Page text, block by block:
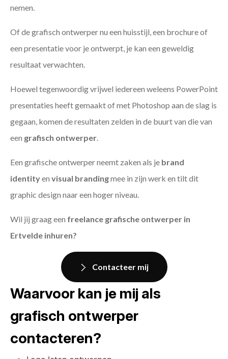
nemen.
Of de grafisch ontwerper nu een huisstijl, een brochure of
een presentatie voor je ontwerpt, je kan een geweldig
resultaat verwachten.
Hoewel tegenwoordig vrijwel iedereen weleens PowerPoint
presentaties heeft gemaakt of met Photoshop aan de slag is
gegaan, komen de resultaten zelden in de buurt van die van
een grafisch ontwerper
Een grafische ontwerper neemt zaken als je brand
identityen visual brandingmee in zijn werk en tilt dit
graphic design naar een hoger niveau.
Wil jij graag een freelance grafische ontwerper in
Ertvelde inhuren?
Contacteer mij
Waarvoor kan je mij als
grafisch ontwerper
contacteren?